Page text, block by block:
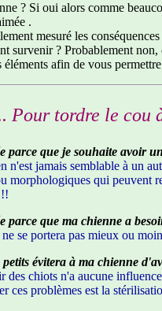
? Si oui alors comme
.
mesuré les
survenir ? Probablement
afin de vous
Pour tordre le cou
parce que je souhaite avoir
jamais semblable à un
morphologiques qui peuvent
parce que ma chienne a
se portera pas mieux ou
évitera à ma chienne
chiots n'a aucune
ces problèmes est la